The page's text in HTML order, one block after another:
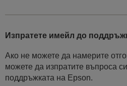
Изпратете имейл до
Ако не можете да намерите
можете да изпратите въпроса
поддръжката на Epson.